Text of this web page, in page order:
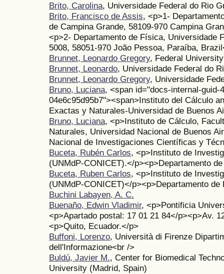
Brito, Carolina, Universidade Federal do Rio
Brito, Francisco de Assis, <p>1-
de Campina Grande, 58109-970 Campina
<p>2- Departamento de Física, Universidade
5008, 58051-970 João Pessoa, Paraíba,
Brunnet, Leonardo Gregory, Federal
Brunnet, Leonardo, Universidade Federal do
Brunnet, Leonardo Gregory, Universidade
Bruno, Luciana, <span id="docs-internal-guid-
04e6c95d95b7"><span>Instituto del Cálculo
Exactas y Naturales-Universidad de Buenos
Bruno, Luciana, <p>Instituto de Cálculo,
Naturales, Universidad Nacional de Buenos
Nacional de Investigaciones Científicas y
Buceta, Rubén Carlos, <p>Instituto de
(UNMdP-CONICET).</p><p>Departamento
Buceta, Ruben Carlos, <p>Instituto de
(UNMdP-CONICET)</p><p>Departamento
Buchini Labayen, A. C.
Buenaño, Edwin Vladimir, <p>Pontificia
<p>Apartado postal: 17 01 21 84</p><p>Av.
<p>Quito, Ecuador.</p>
Buffoni, Lorenzo, Università di Firenze
dell'Informazione<br />
Buldú, Javier M., Center for Biomedical
University (Madrid, Spain)